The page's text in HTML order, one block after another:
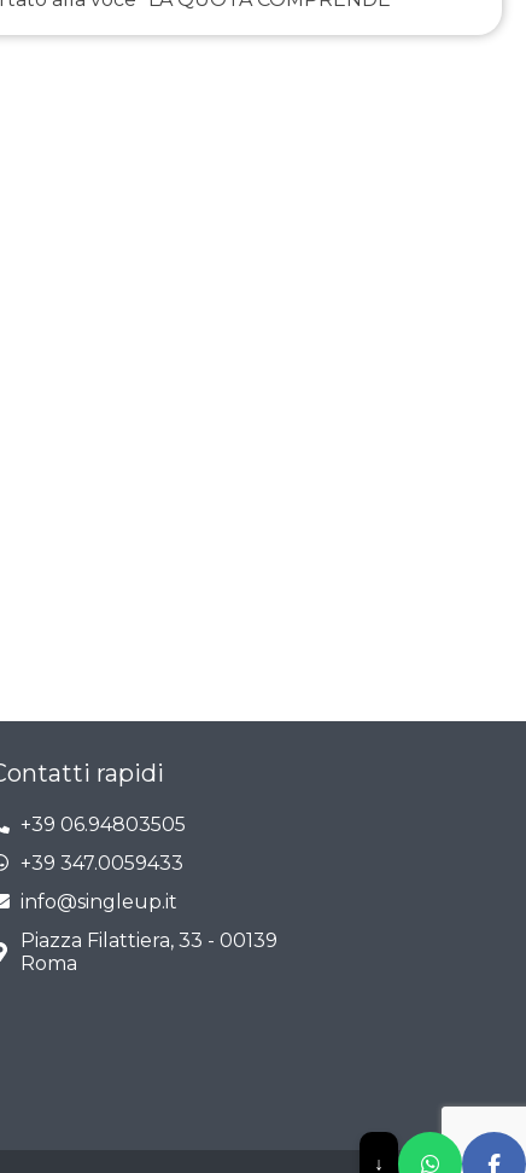
rapidi
+39 06.94803505
+39 347.0059433
info@singleup.it
Piazza Filattiera, 33 - 00139
Roma
↓